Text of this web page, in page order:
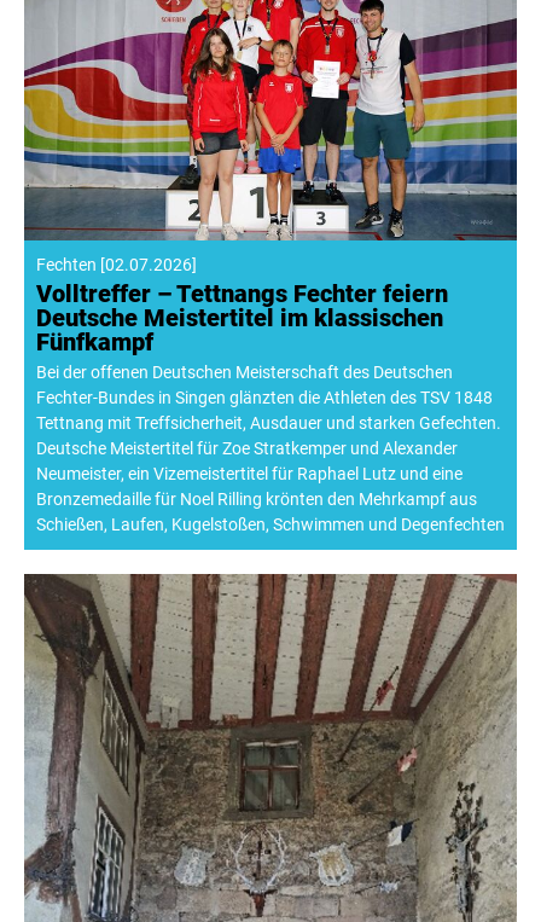
Fechten [02.07.2026]
Volltreffer – Tettnangs Fechter feiern
Deutsche Meistertitel im klassischen
Fünfkampf
Bei der offenen Deutschen Meisterschaft des Deutschen
Fechter-Bundes in Singen glänzten die Athleten des TSV 1848
Tettnang mit Treffsicherheit, Ausdauer und starken Gefechten.
Deutsche Meistertitel für Zoe Stratkemper und Alexander
Neumeister, ein Vizemeistertitel für Raphael Lutz und eine
Bronzemedaille für Noel Rilling krönten den Mehrkampf aus
Schießen, Laufen, Kugelstoßen, Schwimmen und Degenfechten